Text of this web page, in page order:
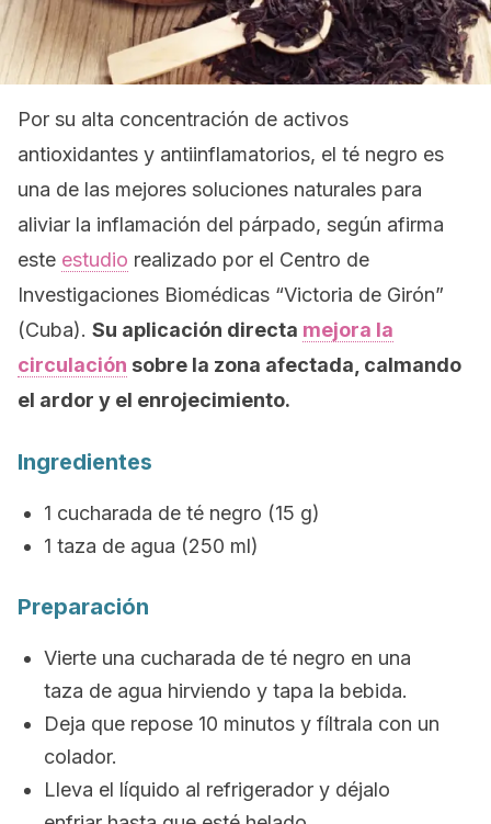
Por su alta concentración de activos
antioxidantes y antiinflamatorios, el té negro es
una de las mejores soluciones naturales para
aliviar la inflamación del párpado, según afirma
este estudio realizado por el Centro de
Investigaciones Biomédicas “Victoria de Girón”
(Cuba). Su aplicación directa mejora la
circulación sobre la zona afectada, calmando
el ardor y el enrojecimiento.
Ingredientes
1 cucharada de té negro (15 g)
1 taza de agua (250 ml)
Preparación
Vierte una cucharada de té negro en una
taza de agua hirviendo y tapa la bebida.
Deja que repose 10 minutos y fíltrala con un
colador.
Lleva el líquido al refrigerador y déjalo